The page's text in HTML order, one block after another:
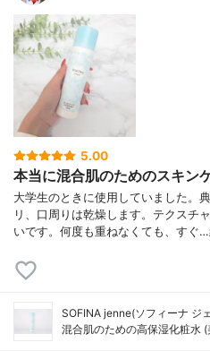
5.00
本当に混合肌のためのスキン
大学生のときに使用していました。
リ、口周りは乾燥します。テクスチ
いです。何度も重ねなくても、すぐ…
SOFINA jenne(ソフィーナ ジ
混合肌のための高保湿化粧水 (